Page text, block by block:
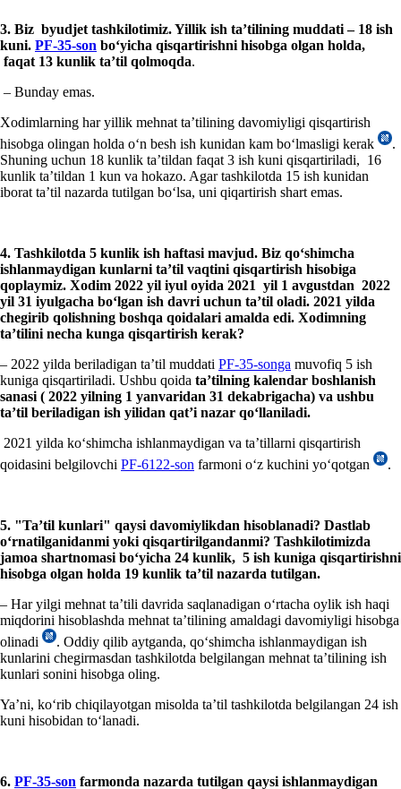
3. Biz byudjet tashkilotimiz. Yillik ish ta’tilining muddati–18 ish
kuni. PF-35-son boʻyicha qisqartirishni hisobga olgan holda,
faqat 13 kunlik ta’til qolmoqda.
– Bunday emas.
Xodimlarning har yillik mehnat ta’tilining davomiyligi qisqartirish
hisobga olingan holda oʻn besh ish kunidan kam boʻlmasligi kerak
.
Shuning uchun 18 kunlik ta’tildan faqat 3 ish kuni qisqartiriladi, 16
kunlik ta’tildan 1 kun va hokazo. Agar tashkilotda 15 ish kunidan
iborat ta’til nazarda tutilgan boʻlsa, uni qiqartirish shart emas.
4. Tashkilotda 5 kunlik ish haftasi mavjud. Biz qoʻshimcha
ishlanmaydigan kunlarni ta’til vaqtini qisqartirish hisobiga
qoplaymiz. Xodim 2022 yil iyul oyida 2021 yil 1 avgustdan 2022
yil 31 iyulgacha boʻlgan ish davri uchun ta’til oladi. 2021 yilda
chegirib qolishning boshqa qoidalari amalda edi. Xodimning
ta’tilini necha kunga qisqartirish kerak?
– 2022 yilda beriladigan ta’til muddati PF-35-songa muvofiq 5 ish
kuniga qisqartiriladi. Ushbu qoida ta’tilning kalendar boshlanish
sanasi ( 2022 yilning 1 yanvaridan 31 dekabrigacha) va ushbu
ta’til beriladigan ish yilidan qat’i nazar qoʻllaniladi.
2021 yilda koʻshimcha ishlanmaydigan va ta’tillarni qisqartirish
qoidasini belgilovchi PF-6122-son farmoni oʻz kuchini yoʻqotgan .
5. "Ta’til kunlari" qaysi davomiylikdan hisoblanadi? Dastlab
oʻrnatilganidanmi yoki qisqartirilgandanmi? Tashkilotimizda
jamoa shartnomasi boʻyicha 24 kunlik, 5 ish kuniga qisqartirishni
hisobga olgan holda 19 kunlik ta’til nazarda tutilgan.
– Har yilgi mehnat ta’tili davrida saqlanadigan oʻrtacha oylik ish haqi
miqdorini hisoblashda mehnat ta’tilining amaldagi davomiyligi hisobga
olinadi
. Oddiy qilib aytganda, qoʻshimcha ishlanmaydigan ish
kunlarini chegirmasdan tashkilotda belgilangan mehnat ta’tilining ish
kunlari sonini hisobga oling.
Ya’ni, koʻrib chiqilayotgan misolda ta’til tashkilotda belgilangan 24 ish
kuni hisobidan toʻlanadi.
6. PF-35-son farmonda nazarda tutilgan qaysi ishlanmaydigan